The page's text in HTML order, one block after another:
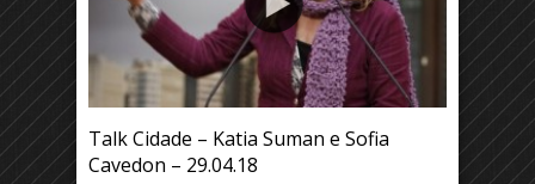
Talk Cidade – Katia Suman e Sofia
Cavedon – 29.04.18